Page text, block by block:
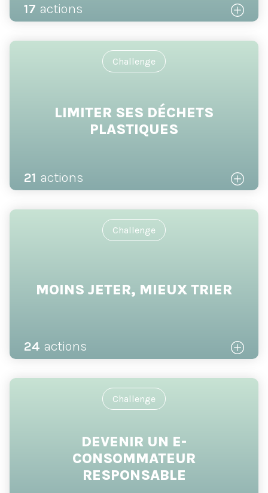
17 actions
Challenge
LIMITER SES DÉCHETS
PLASTIQUES
21 actions
Challenge
MOINS JETER, MIEUX TRIER
24 actions
Challenge
DEVENIR UN E-
CONSOMMATEUR
RESPONSABLE